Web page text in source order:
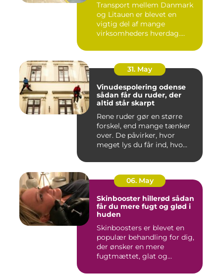
Transport mellem Danmark
og Litauen er blevet en
vigtig del af mange
virksomheders hverdag.
31. May
Vinudespolering odense
sådan får du ruder, der
altid står skarpt
Rene ruder gør en større
forskel, end mange tænker
over. De påvirker, hvor
meget lys du får ind, hvo...
06. May
Skinbooster hillerød sådan
får du mere fugt og glød i
huden
Skinboosters er blevet en
populær behandling for dig,
der ønsker en mere
fugtmættet, glat og